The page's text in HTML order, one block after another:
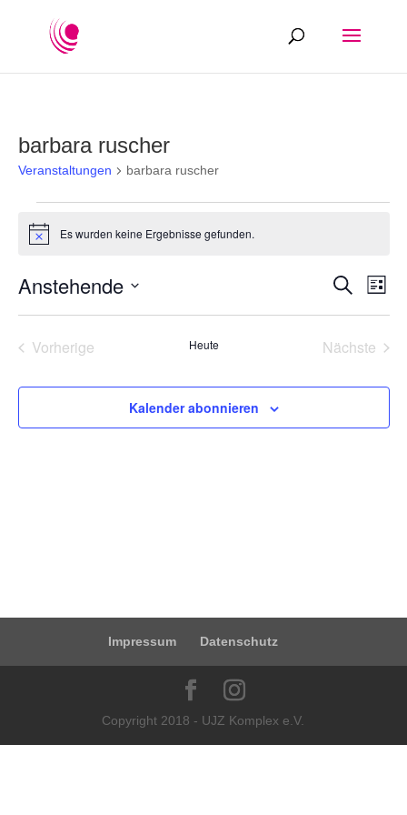
barbara ruscher
Veranstaltungen barbara ruscher
HinweisEs wurden keine Ergebnisse gefunden.
Suche
Liste
Anstehende
Vorherige
Heute
Nächste
Kalender abonnieren
Impressum Datenschutz
Copyright 2018 - UJZ Komplex e.V.